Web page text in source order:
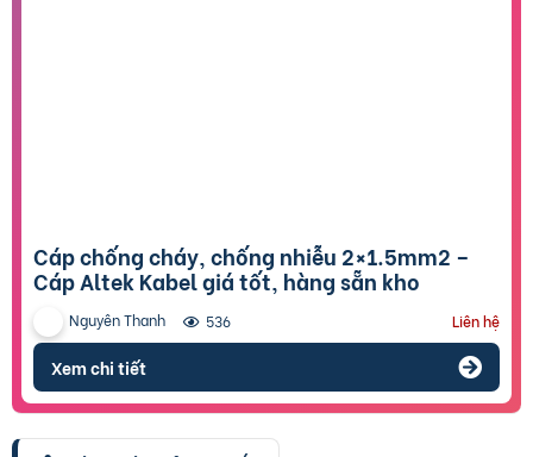
Cáp chống cháy, chống nhiễu 2×1.5mm2 –
Cáp Altek Kabel giá tốt, hàng sẵn kho
Nguyên Thanh 536 Liên hệ
Xem chi tiết